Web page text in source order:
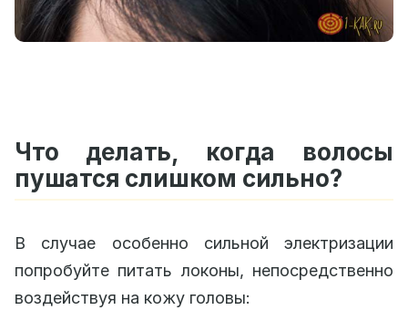
Что делать, когда волосы
пушатся слишком сильно?
В случае особенно сильной электризации
попробуйте питать локоны, непосредственно
воздействуя на кожу головы: